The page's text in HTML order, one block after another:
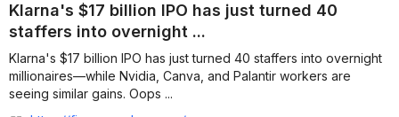
Klarna's $17 billion IPO has just turned 40
staffers into overnight ...
Klarna's $17 billion IPO has just turned 40 staffers into overnight
millionaires—while Nvidia, Canva, and Palantir workers are
seeing similar gains. Oops ...